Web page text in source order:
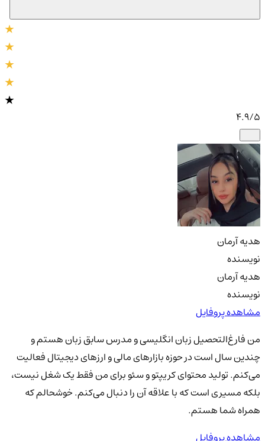
4.9/5
هدیه آرمان
نویسنده
هدیه آرمان
نویسنده
مشاهده پروفایل
من فارغ‌التحصیل زبان انگلیسی و مدرس سابق زبان هستم و
چندین سال است در حوزه بازارهای مالی و ارزهای دیجیتال فعالیت
می‌کنم. تولید محتوای کریپتو و سئو برای من فقط یک شغل نیست،
بلکه مسیری است که با علاقه آن را دنبال می‌کنم. خوشحالم که
همراه شما هستم.
مشاهده پروفایل